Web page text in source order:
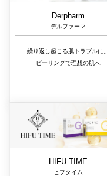
Derpharm
デルファーマ
繰り返し起こる肌トラブルに。
ピーリングで理想の肌へ
HIFU TIME
ヒフタイム